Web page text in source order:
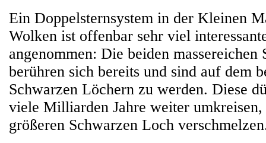
Ein Doppelsternsystem in der Kleinen
Wolken ist offenbar sehr viel
angenommen: Die beiden massereichen
berühren sich bereits und sind auf dem
Schwarzen Löchern zu werden. Diese
viele Milliarden Jahre weiter
größeren Schwarzen Loch